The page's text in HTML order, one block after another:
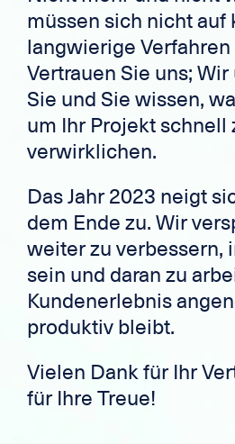
müssen sich nicht auf
langwierige Verfahren
Vertrauen Sie uns;
Sie und Sie wissen,
um Ihr Projekt schnell
verwirklichen.
Das Jahr 2023 neigt
dem Ende zu. Wir
weiter zu verbessern,
sein und daran zu
Kundenerlebnis
produktiv bleibt.
Vielen Dank für Ihr
für Ihre Treue!